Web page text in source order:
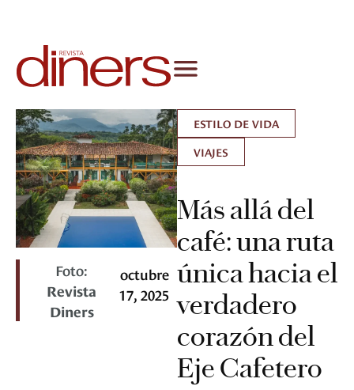
Foto:
Revista
Diners
octubre
17, 2025
ESTILO DE VIDA
VIAJES
Más allá del
café: una ruta
única hacia el
verdadero
corazón del
Eje Cafetero